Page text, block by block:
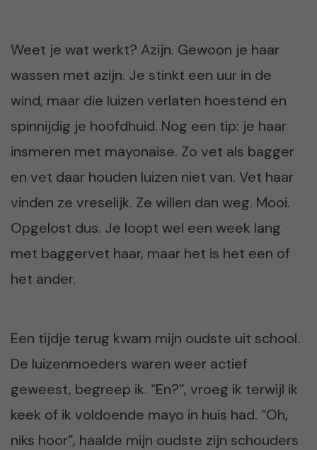
Weet je wat werkt? Azijn. Gewoon je haar
wassen met azijn. Je stinkt een uur in de
wind, maar die luizen verlaten hoestend en
spinnijdig je hoofdhuid. Nog een tip: je haar
insmeren met mayonaise. Zo vet als bagger
en vet daar houden luizen niet van. Vet haar
vinden ze vreselijk. Ze willen dan weg. Mooi.
Opgelost dus. Je loopt wel een week lang
met baggervet haar, maar het is het een of
het ander.
Een tijdje terug kwam mijn oudste uit school.
De luizenmoeders waren weer actief
geweest, begreep ik. “En?”, vroeg ik terwijl ik
keek of ik voldoende mayo in huis had. “Oh,
niks hoor”, haalde mijn oudste zijn schouders